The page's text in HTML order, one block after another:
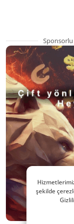
Sponsorlu
şekilde